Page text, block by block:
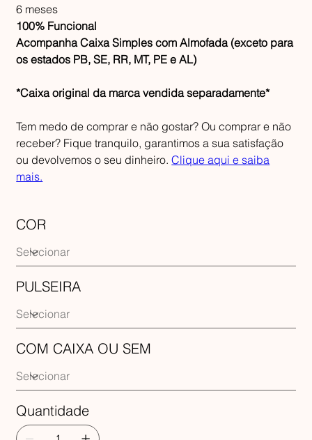
6 meses
100% Funcional
Acompanha Caixa Simples com Almofada (exceto para
os estados PB, SE, RR, MT, PE e AL)
*Caixa original da marca vendida separadamente*
Tem medo de comprar e não gostar? Ou comprar e não
receber? Fique tranquilo, garantimos a sua satisfação
ou devolvemos o seu dinheiro.Clique aqui e saiba
mais.
COR
PULSEIRA
COM CAIXA OU SEM
Quantidade